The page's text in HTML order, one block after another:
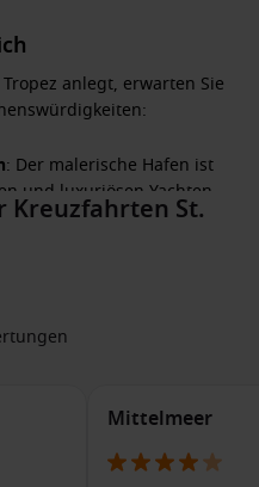
anlegt, erwarten Sie
: Der malerische Hafen ist
und luxuriösen Yachten.
einen Aperitif in einem der
nur einen Einblick in die
einen
Pampelonne-
Wassersport betreiben
St.
Mittelmeer